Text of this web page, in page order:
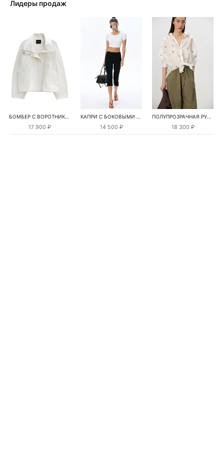
Лидеры продаж
БОМБЕР С ВОРОТНИКОМ-СТОЙКОЙ
17 900 ₽
КАПРИ С БОКОВЫМИ РАЗРЕЗАМИ
14 500 ₽
ПОЛУПРОЗРАЧНАЯ РУБАШКА С РОМАШКАМИ
18 300 ₽